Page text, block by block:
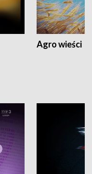
Agro wieści